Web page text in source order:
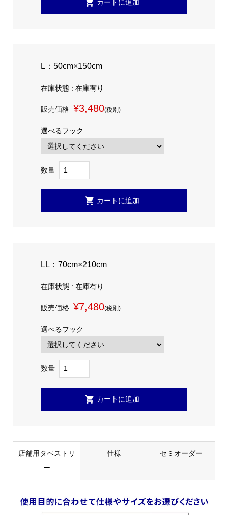
L：50cm×150cm
在庫状態 : 在庫有り
販売価格 ¥3,480(税別)
選べるフック
数量
LL：70cm×210cm
在庫状態 : 在庫有り
販売価格 ¥7,480(税別)
選べるフック
数量
店舗用タペストリ
ー
仕様 セミオーダー